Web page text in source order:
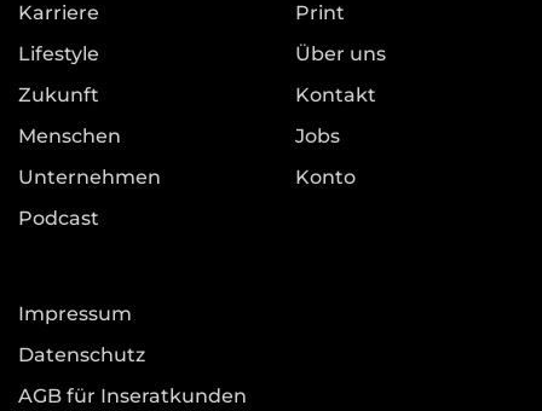
Karriere
Lifestyle
Zukunft
Menschen
Unternehmen
Podcast
Print
Über uns
Kontakt
Jobs
Konto
Impressum
Datenschutz
AGB für Inseratkunden